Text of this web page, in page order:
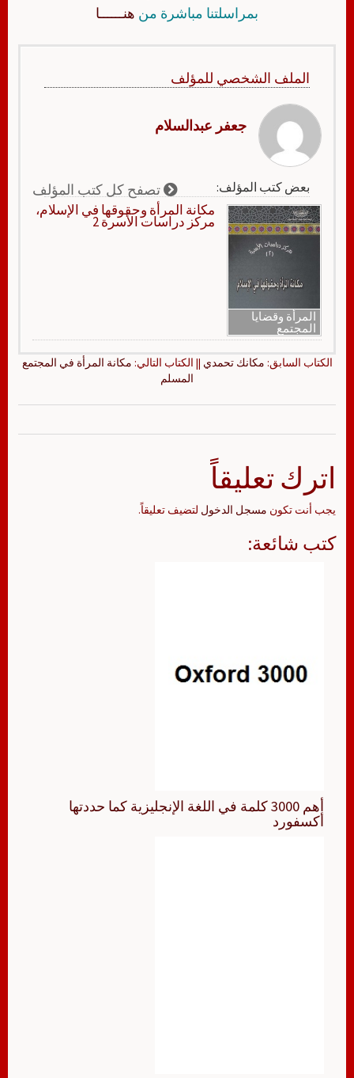
بمراسلتنا مباشرة من هنــــــا
الملف الشخصي للمؤلف
جعفر عبدالسلام
بعض كتب المؤلف: تصفح كل كتب المؤلف
المرأة وقضايا
المجتمع
مكانة المرأة وحقوقها في الإسلام،
مركز دراسات الأسرة 2
الكتاب السابق: مكانك تحمدي || الكتاب التالي: مكانة المرأة في المجتمع
المسلم
اترك تعليقاً
يجب أنت تكون مسجل الدخول لتضيف تعليقاً.
كتب شائعة:
أهم 3000 كلمة في اللغة الإنجليزية كما حددتها
أكسفورد